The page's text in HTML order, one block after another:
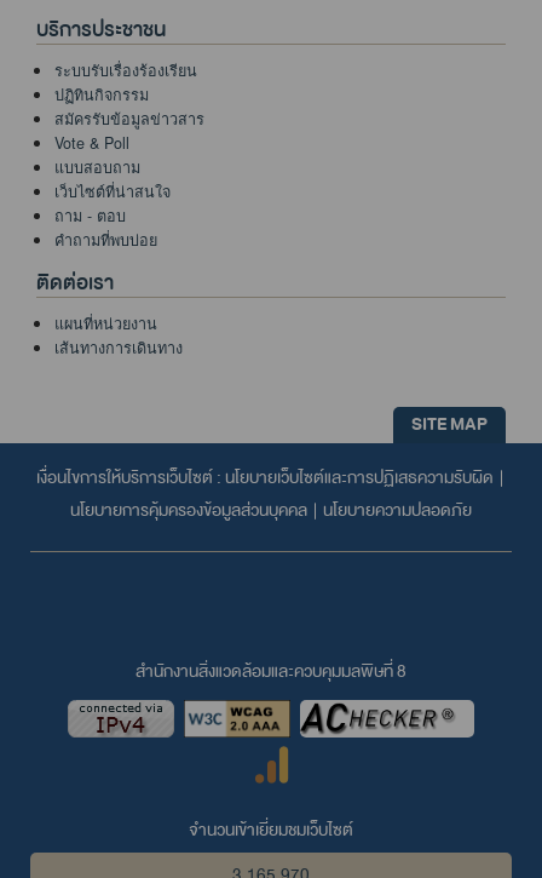
บริการประชาชน
ระบบรับเรื่องร้องเรียน
ปฏิทินกิจกรรม
สมัครรับข้อมูลข่าวสาร
Vote & Poll
แบบสอบถาม
เว็บไซต์ที่น่าสนใจ
ถาม - ตอบ
คำถามที่พบบ่อย
ติดต่อเรา
แผนที่หน่วยงาน
เส้นทางการเดินทาง
SITE MAP
เงื่อนไขการให้บริการเว็บไซต์ : นโยบายเว็บไซต์และการปฏิเสธความรับผิด |
นโยบายการคุ้มครองข้อมูลส่วนบุคคล | นโยบายความปลอดภัย
สำนักงานสิ่งแวดล้อมและควบคุมมลพิษที่ 8
จำนวนเข้าเยี่ยมชมเว็บไซต์